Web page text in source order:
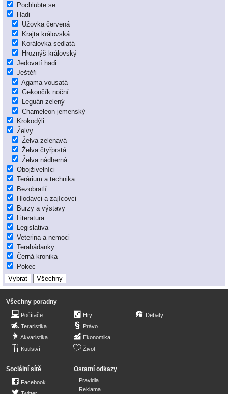
Pochlubte se
Hadi
Užovka červená
Krajta královská
Korálovka sedlatá
Hroznýš královský
Jedovatí hadi
Ještěři
Agama vousatá
Gekončík noční
Leguán zelený
Chameleon jemenský
Krokodýli
Želvy
Želva zelenavá
Želva čtyřprstá
Želva nádherná
Obojživelníci
Terárium a technika
Bezobratlí
Hlodavci a zajícovci
Burzy a výstavy
Literatura
Legislativa
Veterina a nemoci
Terahádanky
Černá kronika
Pokec
Všechny poradny
Počítače
Teraristika
Akvaristika
Kutilství
Hry
Právo
Ekonomika
Život
Debaty
Sociální sítě
Facebook
Ostatní odkazy
Pravidla
Reklama